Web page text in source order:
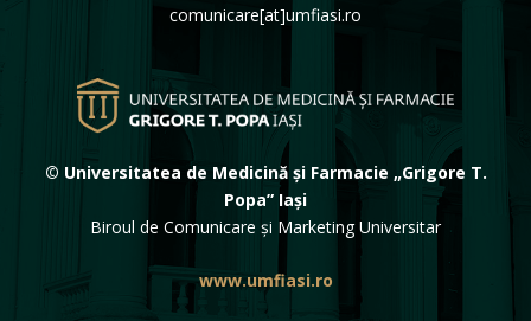
comunicare[at]umfiasi.ro
© Universitatea de Medicină și Farmacie „Grigore T.
Popa” Iași
Biroul de Comunicare și Marketing Universitar
www.umfiasi.ro